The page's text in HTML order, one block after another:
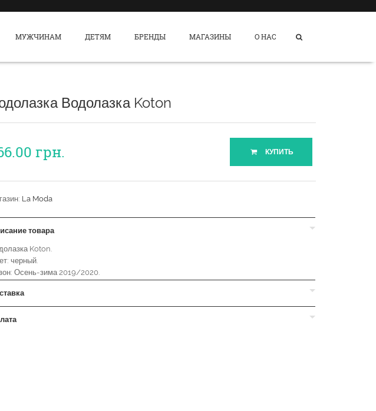
МУЖЧИНАМ ДЕТЯМ БРЕНДЫ МАГАЗИНЫ О НАС
Водолазка Koton
грн. КУПИТЬ
La Moda
товара
Koton.
черный.
Осень-зима 2019/2020.